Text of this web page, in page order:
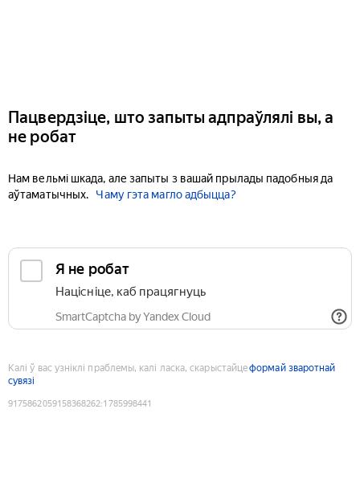
Пацвердзіце, што запыты адпраўлялі вы, а
не робат
Нам вельмі шкада, але запыты з вашай прылады падобныя да
аўтаматычных.
Чаму гэта магло адбыцца?
Я не робат
Націсніце, каб працягнуць
SmartCaptcha by Yandex Cloud
Калі ў вас узніклі праблемы, калі ласка, скарыстайцеформай зваротнай
сувязі
9175862059158368262:1785998441